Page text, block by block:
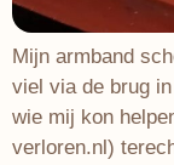
Mijn armband
viel via de brug
wie mij kon
verloren.nl)